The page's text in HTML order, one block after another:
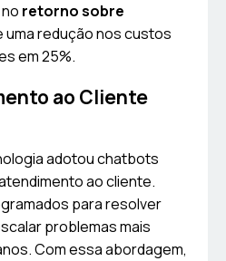
retorno sobre
uma redução nos custos
em 25%.
ao Cliente
adotou chatbots
ao cliente.
para resolver
problemas mais
Com essa abordagem,